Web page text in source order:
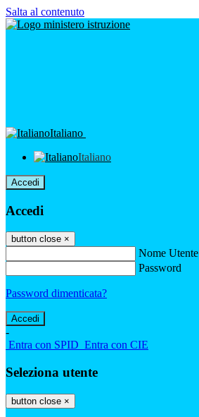
Salta al contenuto
Italiano
Italiano
Accedi
Accedi
button close ×
Nome Utente
Password
Password dimenticata?
-
Entra con SPID Entra con CIE
Seleziona utente
button close ×